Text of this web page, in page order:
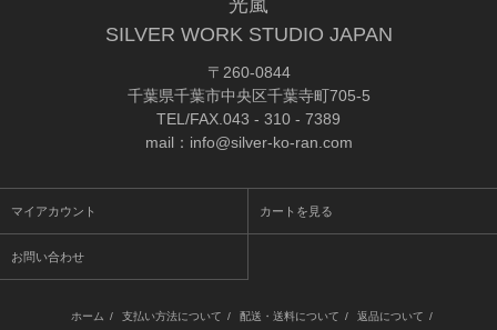
光嵐
SILVER WORK STUDIO JAPAN
〒260-0844
千葉県千葉市中央区千葉寺町705-5
TEL/FAX.043 - 310 - 7389
mail：info@silver-ko-ran.com
マイアカウント カートを見る
お問い合わせ
ホーム / 支払い方法について / 配送・送料について / 返品について /